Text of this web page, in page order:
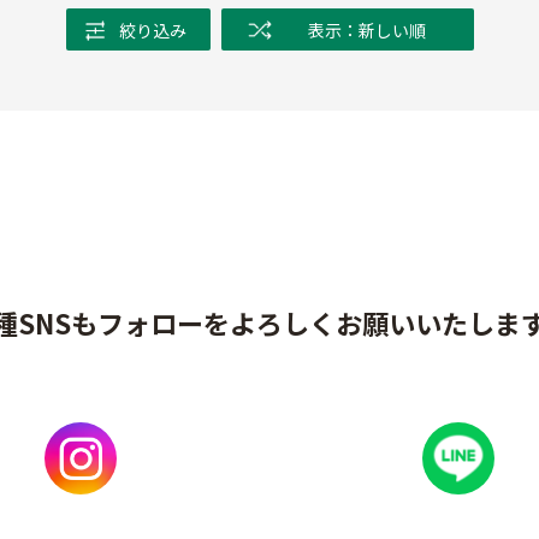
絞り込み 表示：新しい順
SNSもフォローをよろしくお願いいたしま